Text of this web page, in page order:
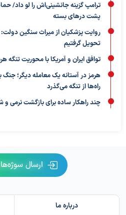
ترامپ گزینه جانشینی‌اش را لو داد/
پشت درهای بسته
تحویل گرفتیم
توافق ایران و آمریکا با محوریت تنگه
هرمز در آستانه یک معامله دیگر؛
راه‌ها از تنگه می‌گذرد
چند راهکار ساده برای بازگشت نرمی
ارسال
درباره ما